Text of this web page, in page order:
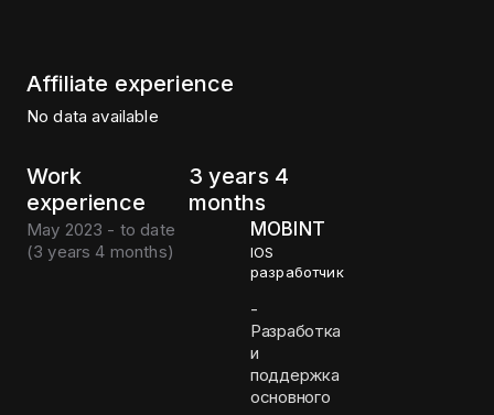
Affiliate experience
No data available
Work
experience
3 years 4
months
May 2023 - to date
(3 years 4 months)
MOBINT
IOS
разработчик
-
Разработка
и
поддержка
основного